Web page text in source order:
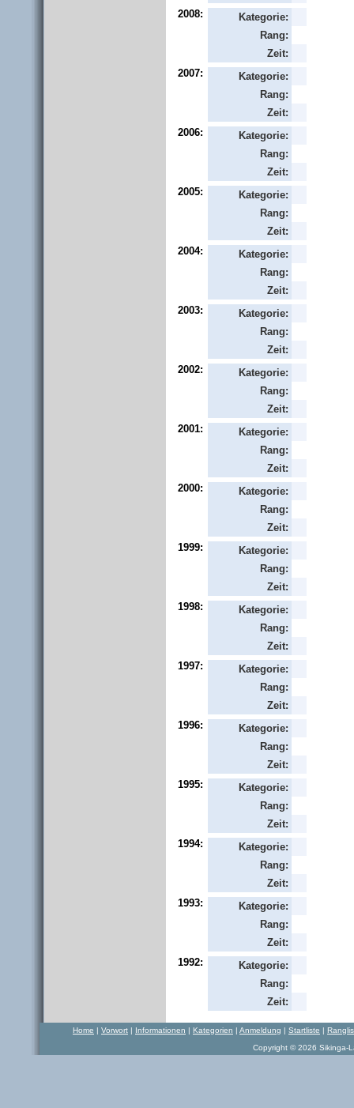
2008:
Kategorie:
Rang:
Zeit:
2007:
Kategorie:
Rang:
Zeit:
2006:
Kategorie:
Rang:
Zeit:
2005:
Kategorie:
Rang:
Zeit:
2004:
Kategorie:
Rang:
Zeit:
2003:
Kategorie:
Rang:
Zeit:
2002:
Kategorie:
Rang:
Zeit:
2001:
Kategorie:
Rang:
Zeit:
2000:
Kategorie:
Rang:
Zeit:
1999:
Kategorie:
Rang:
Zeit:
1998:
Kategorie:
Rang:
Zeit:
1997:
Kategorie:
Rang:
Zeit:
1996:
Kategorie:
Rang:
Zeit:
1995:
Kategorie:
Rang:
Zeit:
1994:
Kategorie:
Rang:
Zeit:
1993:
Kategorie:
Rang:
Zeit:
1992:
Kategorie:
Rang:
Zeit:
Home | Vorwort | Informationen | Kategorien | Anmeldung | Startliste |
Copyright © 2026 Sikinga-